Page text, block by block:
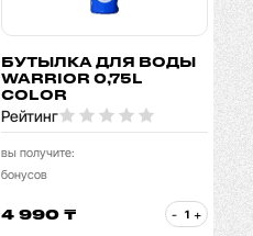
БУТЫЛКА ДЛЯ ВОДЫ
WARRIOR 0,75L
COLOR
Рейтинг
вы получите:
бонусов
4 990 ₸ - +